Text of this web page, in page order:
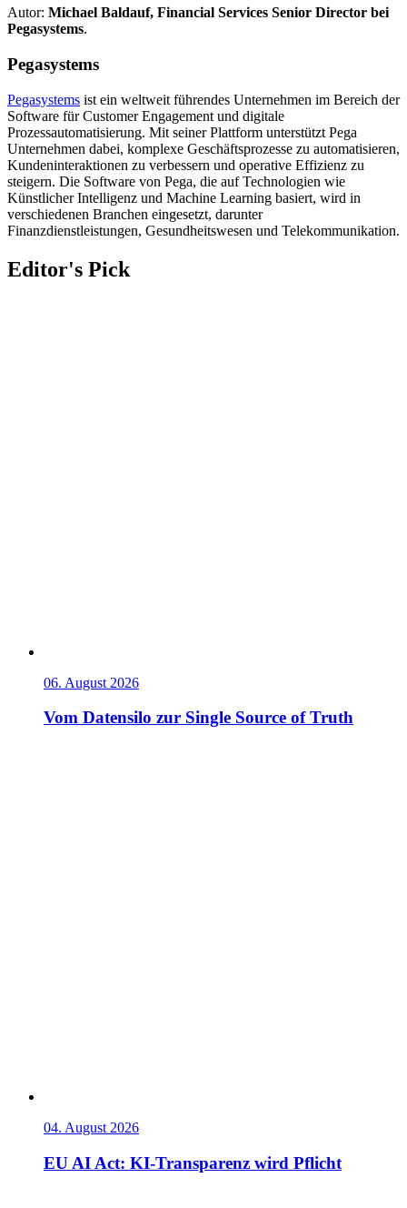
Autor: Michael Baldauf, Financial Services Senior Director bei
Pegasystems.
Pegasystems
Pegasystems ist ein weltweit führendes Unternehmen im Bereich der
Software für Customer Engagement und digitale
Prozessautomatisierung. Mit seiner Plattform unterstützt Pega
Unternehmen dabei, komplexe Geschäftsprozesse zu automatisieren,
Kundeninteraktionen zu verbessern und operative Effizienz zu
steigern. Die Software von Pega, die auf Technologien wie
Künstlicher Intelligenz und Machine Learning basiert, wird in
verschiedenen Branchen eingesetzt, darunter
Finanzdienstleistungen, Gesundheitswesen und Telekommunikation.
Editor's Pick
06. August 2026
Vom Datensilo zur Single Source of Truth
04. August 2026
EU AI Act: KI-Transparenz wird Pflicht